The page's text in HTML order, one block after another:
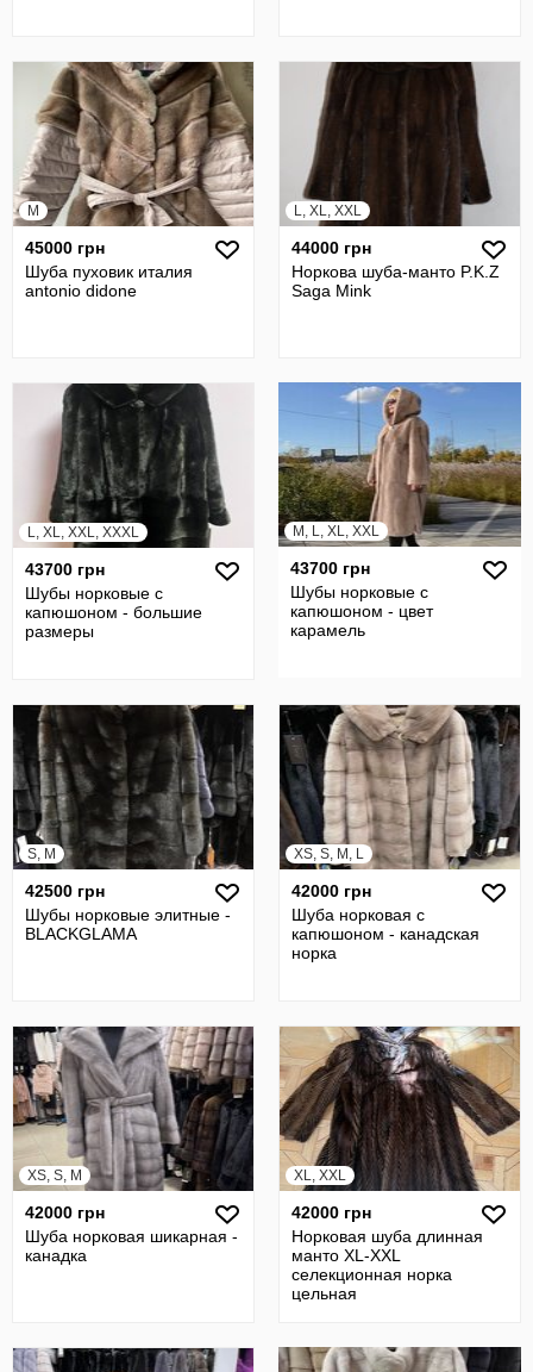
M
45000 грн
Шуба пуховик италия
аntоniо didone
L, XL, XXL
44000 грн
Норкова шуба-манто P.K.Z
Saga Mink
L, XL, XXL, XXXL
43700 грн
Шубы норковые с
капюшоном - большие
размеры
M, L, XL, XXL
43700 грн
Шубы норковые с
капюшоном - цвет
карамель
S, M
42500 грн
Шубы норковые элитные -
BLACKGLAMA
XS, S, M, L
42000 грн
Шуба норковая с
капюшоном - канадская
норка
XS, S, M
42000 грн
Шуба норковая шикарная -
канадка
XL, XXL
42000 грн
Норковая шуба длинная
манто XL-XXL
селекционная норка
цельная